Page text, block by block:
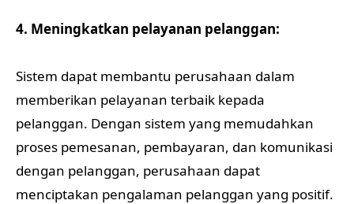
4. Meningkatkan pelayanan pelanggan:
Sistem dapat membantu perusahaan dalam
memberikan pelayanan terbaik kepada
pelanggan. Dengan sistem yang memudahkan
proses pemesanan, pembayaran, dan komunikasi
dengan pelanggan, perusahaan dapat
menciptakan pengalaman pelanggan yang positif.